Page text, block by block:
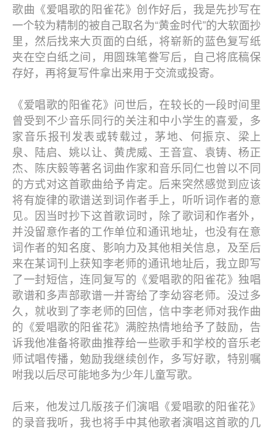
歌曲《爱唱歌的阳雀花》创作好后，我是先抄写在
一个较为精制的被自己取名为“黄金时代”的大软面抄
里，然后找来大页面的白纸，将崭新的蓝色复写纸
夹在空白纸之间，用圆珠笔誊写后，自己将底稿保
存好，再将复写件拿出来用于交流或投寄。
《爱唱歌的阳雀花》问世后，在较长的一段时间里
曾受到不少音乐同行的关注和中小学生的喜爱，多
家音乐报刊发表或转载过，茅地、何振京、梁上
泉、陆启、姚以让、黄虎威、王音宣、袁铸、杨正
杰、陈庆毅等著名词曲作家和音乐同仁也曾以不同
的方式对这首歌曲给予肯定。后来突然感觉到应该
将有旋律的歌谱送到词作者手上，听听词作者的意
见。因当时抄下这首歌词时，除了歌词和作者外，
并没留意作者的工作单位和通讯地址，也没有在意
词作者的知名度、影响力及其他相关信息，及至后
来在某词刊上获知李老师的通讯地址后，我立即写
了一封短信，连同复写的《爱唱歌的阳雀花》独唱
歌谱和多声部歌谱一并寄给了李幼容老师。没过多
久，就收到了李老师的回信，信中李老师对我作曲
的《爱唱歌的阳雀花》满腔热情地给予了鼓励，告
诉我他准备将歌曲推荐给一些歌手和学校的音乐老
师试唱传播，勉励我继续创作，多写好歌，特别嘱
咐我以后尽可能地多为少年儿童写歌。
后来，他发过几版孩子们演唱《爱唱歌的阳雀花》
的录音我听，我也将手中其他歌者演唱这首歌的几